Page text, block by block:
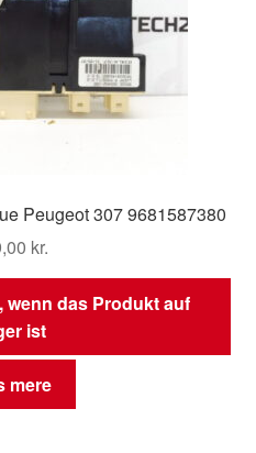
Peugeot 307 9681587380
kr.
das Produkt auf
ist
mere